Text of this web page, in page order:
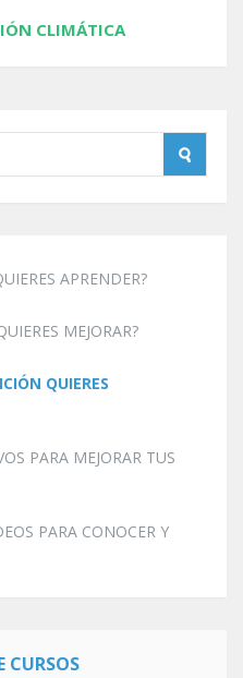
CLIMÁTICA
APRENDER?
MEJORAR?
QUIERES
PARA MEJORAR TUS
PARA CONOCER Y
CURSOS